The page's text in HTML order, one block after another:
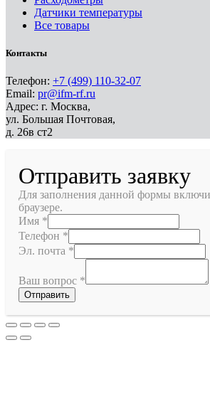
Датчики температуры
Все товары
Контакты
Телефон: +7 (499) 110-32-07
Email: pr@ifm-rf.ru
Адрес: г. Москва,
ул. Большая Почтовая,
д. 26в ст2
Отправить заявку
Для заполнения данной формы
браузере.
Имя *
Телефон *
Эл. почта *
Ваш вопрос *
Отправить